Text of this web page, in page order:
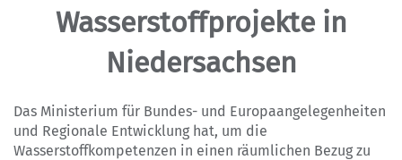
Wasserstoffprojekte in
Niedersachsen
Das Ministerium für Bundes- und Europaangelegenheiten
und Regionale Entwicklung hat, um die
Wasserstoffkompetenzen in einen räumlichen Bezug zu